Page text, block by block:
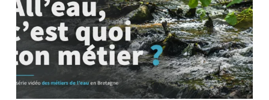
série
«
All’eau
c’est
quoi